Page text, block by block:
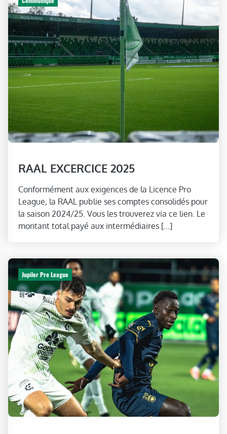
RAAL EXCERCICE 2025
Conformément aux exigences de la Licence Pro
League, la RAAL publie ses comptes consolidés pour
la saison 2024/25. Vous les trouverez via ce lien. Le
montant total payé aux intermédiaires […]
Jupiler Pro League